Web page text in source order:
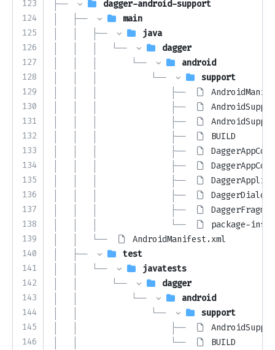
123
124
125
126
127
128
129
130
131
132
133
134
135
136
137
138
139
140
141
142
143
144
145
146
├──
dagger-android-support
│   ├──
main
│   │   ├──
java
│   │   │   └──
dagger
│   │   │       └──
android
│   │   │           └──
support
│   │   │               ├──
│   │   │               ├──
│   │   │               ├──
│   │   │               ├──
BUILD
│   │   │               ├──
│   │   │               ├──
│   │   │               ├──
│   │   │               ├──
│   │   │               ├──
│   │   │               └──
package-
│   │   └──
AndroidManifest.xml
│   ├──
test
│   │   └──
javatests
│   │       └──
dagger
│   │           └──
android
│   │               └──
support
│   │                   ├──
│   │                   └──
BUILD